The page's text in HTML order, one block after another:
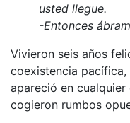
usted llegue.
-Entonces
Vivieron seis años
coexistencia
apareció en
cogieron rumbos